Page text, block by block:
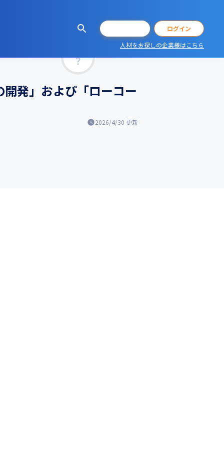
ログイン
人材をお探しの企業様はこちら
発」および「ローコー
2026/4/30 更新